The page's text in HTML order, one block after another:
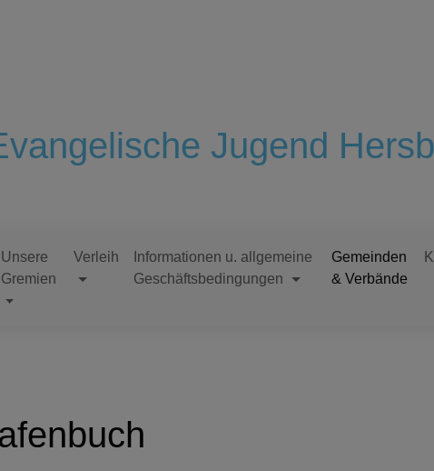
Jugend
Unsere
Gremien
Verleih
Informationen u. allgemeine
Geschäftsbedingungen
Gemeinden
& Verbände